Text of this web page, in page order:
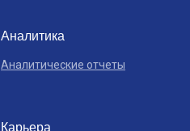
Аналитика
Карьера
Аналитические отчеты